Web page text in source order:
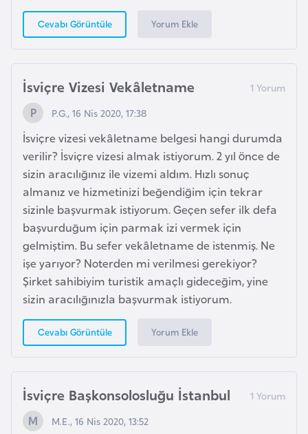
Cevabı Görüntüle Yorum Ekle
İsviçre Vizesi Vekâletname
P.G., 16 Nis 2020, 17:38
İsviçre vizesi vekâletname belgesi hangi durumda
verilir? İsviçre vizesi almak istiyorum. 2 yıl önce de
sizin aracılığınız ile vizemi aldım. Hızlı sonuç
almanız ve hizmetinizi beğendiğim için tekrar
sizinle başvurmak istiyorum. Geçen sefer ilk defa
başvurduğum için parmak izi vermek için
gelmiştim. Bu sefer vekâletname de istenmiş. Ne
işe yarıyor? Noterden mi verilmesi gerekiyor?
Şirket sahibiyim turistik amaçlı gideceğim, yine
sizin aracılığınızla başvurmak istiyorum.
Cevabı Görüntüle Yorum Ekle
İsviçre Başkonsolosluğu İstanbul
M.E., 16 Nis 2020, 13:52
t
y
o
p
y
a
F
i
l
d
i
ş
i
h
l
i